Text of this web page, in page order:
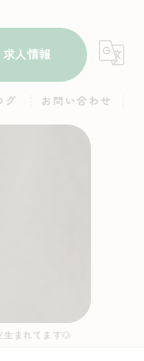
求人情報
グ お問い合わせ
生まれてます🐶